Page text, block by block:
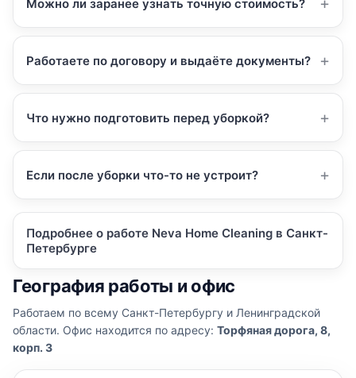
Можно ли заранее узнать точную стоимость?
Работаете по договору и выдаёте документы?
Что нужно подготовить перед уборкой?
Если после уборки что-то не устроит?
Подробнее о работе Neva Home Cleaning в Санкт-
Петербурге
География работы и офис
Работаем по всему Санкт-Петербургу и Ленинградской
области. Офис находится по адресу: Торфяная дорога, 8,
корп. 3